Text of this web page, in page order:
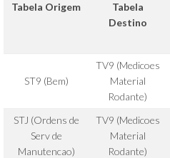
Tabela Origem
Tabela
Destino
ST9 (Bem)
TV9 (Medicoes
Material
Rodante)
STJ (Ordens de
Serv de
Manutencao)
TV9 (Medicoes
Material
Rodante)